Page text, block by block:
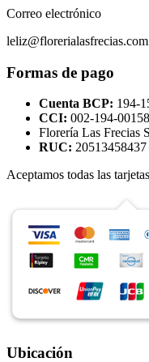
Correo electrónico
leliz@florerialasfrecias.com
Formas de pago
Cuenta BCP: 194-
CCI: 002-194-
Florería Las Frecias
RUC: 20513458437
Aceptamos todas las tarjetas
Ubicación